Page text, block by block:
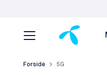
Forside 5G